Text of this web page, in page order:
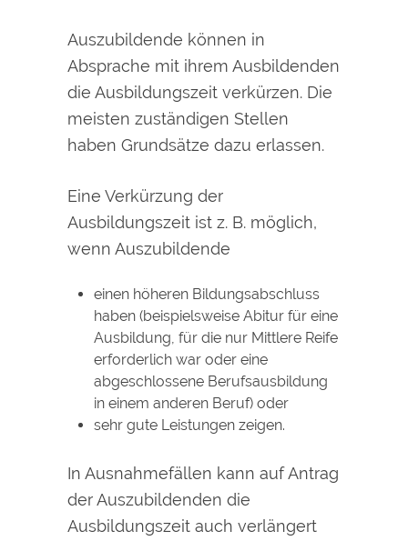
Auszubildende können in
Absprache mit ihrem Ausbildenden
die Ausbildungszeit verkürzen. Die
meisten zuständigen Stellen
haben Grundsätze dazu erlassen.
Eine Verkürzung der
Ausbildungszeit ist z. B. möglich,
wenn Auszubildende
einen höheren Bildungsabschluss
haben (beispielsweise Abitur für eine
Ausbildung, für die nur Mittlere Reife
erforderlich war oder eine
abgeschlossene Berufsausbildung
in einem anderen Beruf) oder
sehr gute Leistungen zeigen.
In Ausnahmefällen kann auf Antrag
der Auszubildenden die
Ausbildungszeit auch verlängert